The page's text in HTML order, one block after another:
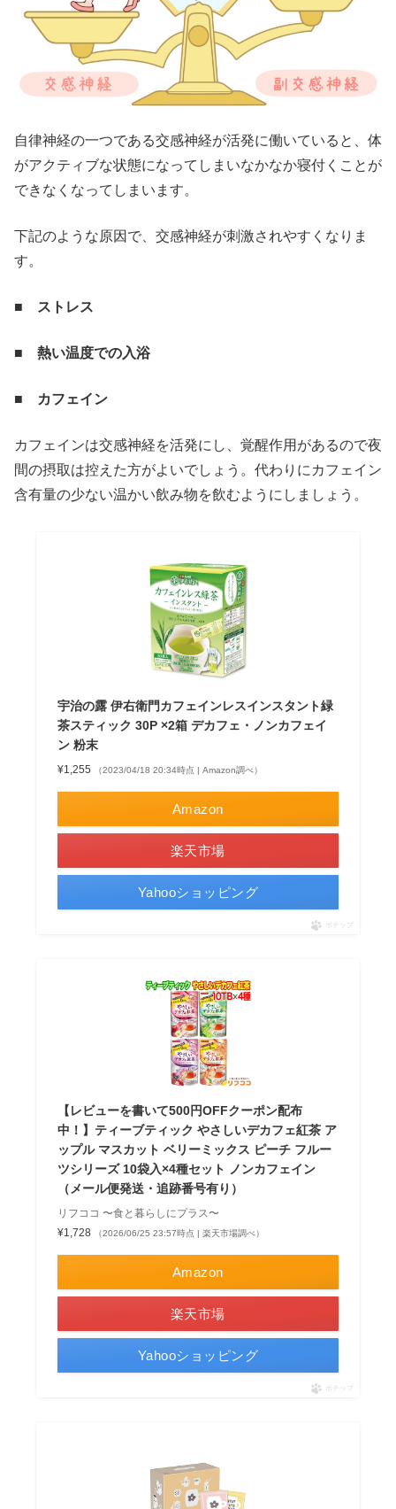
自律神経の一つである交感神経が活発に働いていると、体
がアクティブな状態になってしまいなかなか寝付くことが
できなくなってしまいます。
下記のような原因で、交感神経が刺激されやすくなりま
す。
■ ストレス
■ 熱い温度での入浴
■ カフェイン
カフェインは交感神経を活発にし、覚醒作用があるので夜
間の摂取は控えた方がよいでしょう。代わりにカフェイン
含有量の少ない温かい飲み物を飲むようにしましょう。
宇治の露 伊右衛門カフェインレスインスタント緑
茶スティック 30P ×2箱 デカフェ・ノンカフェイ
ン 粉末
¥1,255 （2023/04/18 20:34時点 | Amazon調べ）
Amazon
楽天市場
Yahooショッピング
ポチップ
【レビューを書いて500円OFFクーポン配布
中！】ティーブティック やさしいデカフェ紅茶 ア
ップル マスカット ベリーミックス ピーチ フルー
ツシリーズ 10袋入×4種セット ノンカフェイン
（メール便発送・追跡番号有り）
リフココ 〜食と暮らしにプラス〜
¥1,728
（2026/06/25 23:57時点 | 楽天市場調べ）
Amazon
楽天市場
Yahooショッピング
ポチップ